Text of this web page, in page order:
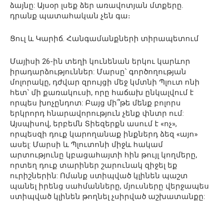
ձայնը: Այսօր լսեք ձեր առավոտյան մտքերը.
դրանք պատահական չեն գա։
Ցուլ և Կարիճ. Հանգամանքների տիրապետում
Մայիսի 26-ին տեղի կունենան երկու կարևոր
իրադարձություններ: Մարսը՝ գործողության
մոլորակը, դժվար զրույցի մեջ կմտնի Պլուտ ոնի
հետ՝ մի քառակուսի, որը հաճախ ընկալվում է
որպես խոչընդոտ: Բայց մի՞թե մենք բոլորս
երկրորդ հնարավորություն չենք փնտր ում:
Այսպիսով, երբեմն Տիեզերքն ասում է «ոչ»,
որպեսզի դուք կարողանաք ինքներդ ձեզ «այո»
ասել: Մարսի և Պլուտոնի միջև հակամ
արտությունը կբացահայտի հին թույլ կողմերը,
որտեղ դուք տարիներ շարունակ զիջել եք
ուրիշներին: Ոմանք ստիպված կլինեն պաշտ
պանել իրենց սահմանները, մյուսները վերջապես
ստիպված կլինեն թողնել չսիրված աշխատանքը: